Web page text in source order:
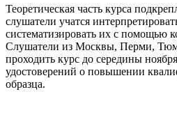
Теоретическая часть курса
слушатели учатся
систематизировать их с помощью
Слушатели из Москвы, Перми,
проходить курс до середины
удостоверений о повышении
образца.